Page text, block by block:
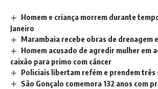
Homem e criança morrem durante
Janeiro
Marambaia recebe obras de drenagem
Homem acusado de agredir mulher em
caixão para primo com câncer
Policiais libertam refém e prendem três
São Gonçalo comemora 132 anos com